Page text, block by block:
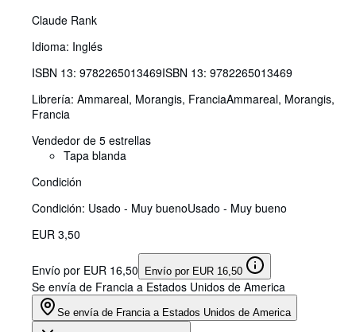
Claude Rank
Idioma: Inglés
ISBN 13: 9782265013469ISBN 13: 9782265013469
Librería: Ammareal, Morangis, FranciaAmmareal, Morangis,
Francia
Vendedor de 5 estrellas
Tapa blanda
Condición
Condición: Usado - Muy buenoUsado - Muy bueno
EUR 3,50
Envío por EUR 16,50 Envío por EUR 16,50
Se envía de Francia a Estados Unidos de America
Se envía de Francia a Estados Unidos de America